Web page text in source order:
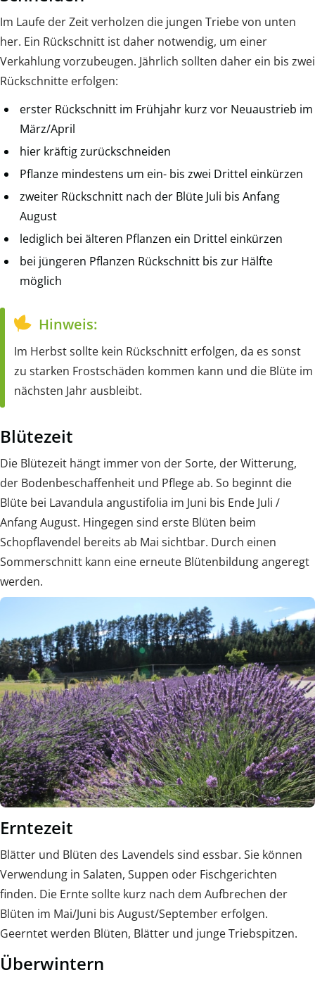
Im Laufe der Zeit verholzen die jungen Triebe von unten
her. Ein Rückschnitt ist daher notwendig, um einer
Verkahlung vorzubeugen. Jährlich sollten daher ein bis zwei
Rückschnitte erfolgen:
erster Rückschnitt im Frühjahr kurz vor Neuaustrieb im
März/April
hier kräftig zurückschneiden
Pflanze mindestens um ein- bis zwei Drittel einkürzen
zweiter Rückschnitt nach der Blüte Juli bis Anfang
August
lediglich bei älteren Pflanzen ein Drittel einkürzen
bei jüngeren Pflanzen Rückschnitt bis zur Hälfte
möglich
Hinweis:
Im Herbst sollte kein Rückschnitt erfolgen, da es sonst
zu starken Frostschäden kommen kann und die Blüte im
nächsten Jahr ausbleibt.
Blütezeit
Die Blütezeit hängt immer von der Sorte, der Witterung,
der Bodenbeschaffenheit und Pflege ab. So beginnt die
Blüte bei Lavandula angustifolia im Juni bis Ende Juli /
Anfang August. Hingegen sind erste Blüten beim
Schopflavendel bereits ab Mai sichtbar. Durch einen
Sommerschnitt kann eine erneute Blütenbildung angeregt
werden.
Erntezeit
Blätter und Blüten des Lavendels sind essbar. Sie können
Verwendung in Salaten, Suppen oder Fischgerichten
finden. Die Ernte sollte kurz nach dem Aufbrechen der
Blüten im Mai/Juni bis August/September erfolgen.
Geerntet werden Blüten, Blätter und junge Triebspitzen.
Überwintern